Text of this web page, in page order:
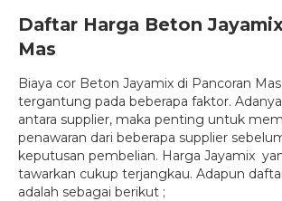
Daftar Harga Beton
Mas
Biaya cor Beton Jayamix di Pancoran
tergantung pada beberapa faktor.
antara supplier, maka penting untuk
penawaran dari beberapa supplier
keputusan pembelian. Harga Jayamix
tawarkan cukup terjangkau. Adapun
adalah sebagai berikut ;